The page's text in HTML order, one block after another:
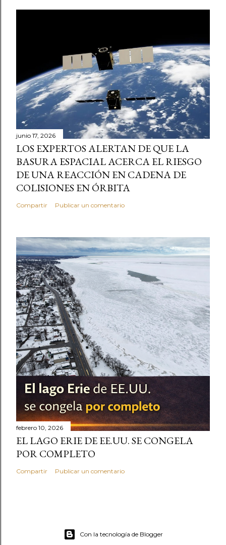
junio 17, 2026
LOS EXPERTOS ALERTAN DE QUE LA
BASURA ESPACIAL ACERCA EL RIESGO
DE UNA REACCIÓN EN CADENA DE
COLISIONES EN ÓRBITA
Compartir Publicar un comentario
febrero 10, 2026
EL LAGO ERIE DE EE.UU. SE CONGELA
POR COMPLETO
Compartir Publicar un comentario
Con la tecnología de Blogger